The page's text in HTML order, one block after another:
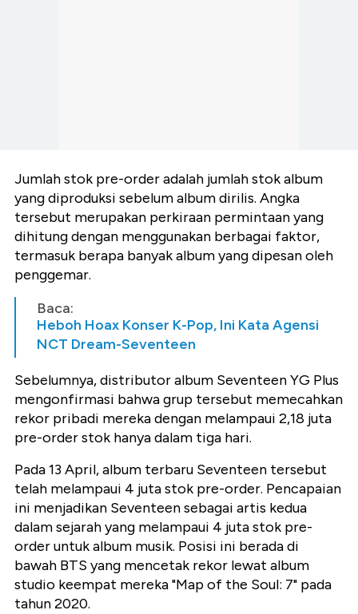
Jumlah stok pre-order adalah jumlah stok album
yang diproduksi sebelum album dirilis. Angka
tersebut merupakan perkiraan permintaan yang
dihitung dengan menggunakan berbagai faktor,
termasuk berapa banyak album yang dipesan oleh
penggemar.
Baca:
Heboh Hoax Konser K-Pop, Ini Kata Agensi
NCT Dream-Seventeen
Sebelumnya, distributor album Seventeen YG Plus
mengonfirmasi bahwa grup tersebut memecahkan
rekor pribadi mereka dengan melampaui 2,18 juta
pre-order stok hanya dalam tiga hari.
Pada 13 April, album terbaru Seventeen tersebut
telah melampaui 4 juta stok pre-order. Pencapaian
ini menjadikan Seventeen sebagai artis kedua
dalam sejarah yang melampaui 4 juta stok pre-
order untuk album musik. Posisi ini berada di
bawah BTS yang mencetak rekor lewat album
studio keempat mereka "Map of the Soul: 7" pada
tahun 2020.